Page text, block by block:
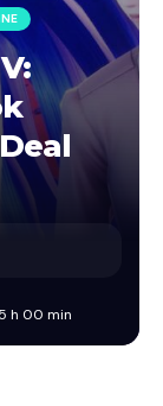
h 00 min